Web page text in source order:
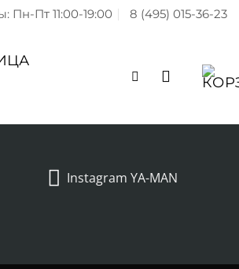
Пн-Пт 11:00-19:00 8 (495) 015-36-23
Instagram YA-MAN